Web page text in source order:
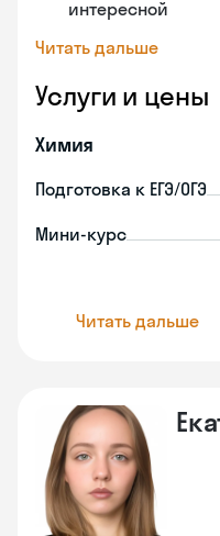
интересной
Читать дальше
Услуги и цены
Химия
Подготовка к ЕГЭ/ОГЭ
Мини-курс
Читать дальше